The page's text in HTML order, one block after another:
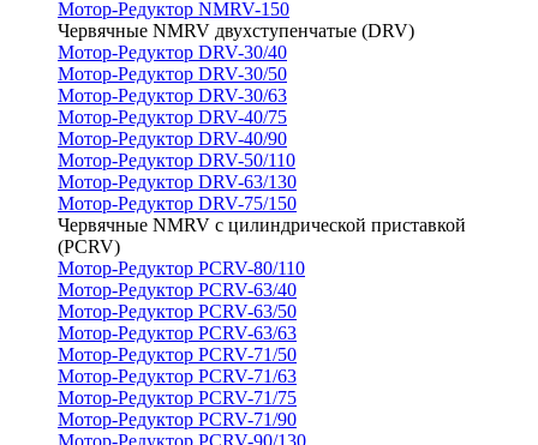
Мотор-Редуктор NMRV-150
Червячные NMRV двухступенчатые (DRV)
Мотор-Редуктор DRV-30/40
Мотор-Редуктор DRV-30/50
Мотор-Редуктор DRV-30/63
Мотор-Редуктор DRV-40/75
Мотор-Редуктор DRV-40/90
Мотор-Редуктор DRV-50/110
Мотор-Редуктор DRV-63/130
Мотор-Редуктор DRV-75/150
Червячные NMRV с цилиндрической приставкой
(PCRV)
Мотор-Редуктор PCRV-80/110
Мотор-Редуктор PCRV-63/40
Мотор-Редуктор PCRV-63/50
Мотор-Редуктор PCRV-63/63
Мотор-Редуктор PCRV-71/50
Мотор-Редуктор PCRV-71/63
Мотор-Редуктор PCRV-71/75
Мотор-Редуктор PCRV-71/90
Мотор-Редуктор PCRV-90/130